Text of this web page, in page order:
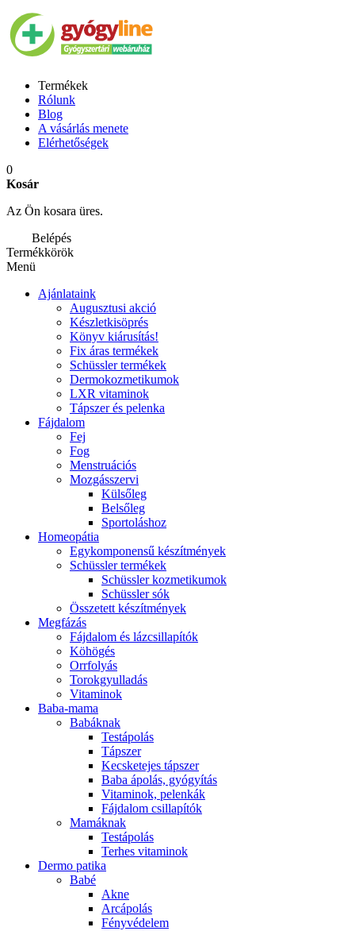
Termékek
Rólunk
Blog
A vásárlás menete
Elérhetőségek
0
Kosár
Az Ön kosara üres.
Belépés
Termékkörök
Menü
Ajánlataink
Augusztusi akció
Készletkisöprés
Könyv kiárusítás!
Fix áras termékek
Schüssler termékek
Dermokozmetikumok
LXR vitaminok
Tápszer és pelenka
Fájdalom
Fej
Fog
Menstruációs
Mozgásszervi
Külsőleg
Belsőleg
Sportoláshoz
Homeopátia
Egykomponensű készítmények
Schüssler termékek
Schüssler kozmetikumok
Schüssler sók
Összetett készítmények
Megfázás
Fájdalom és lázcsillapítók
Köhögés
Orrfolyás
Torokgyulladás
Vitaminok
Baba-mama
Babáknak
Testápolás
Tápszer
Kecsketejes tápszer
Baba ápolás, gyógyítás
Vitaminok, pelenkák
Fájdalom csillapítók
Mamáknak
Testápolás
Terhes vitaminok
Dermo patika
Babé
Akne
Arcápolás
Fényvédelem